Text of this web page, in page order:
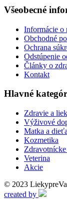
Všeobecné
Informácie o
Obchodné
Ochrana
Odstúpenie
Články o
Kontakt
Hlavné
Zdravie a
Výživové
Matka a dieťa
Kozmetika
Veterina
Akcie
© 2023
created by